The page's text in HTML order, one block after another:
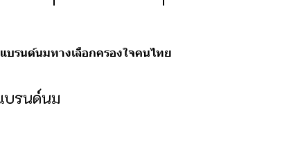
รนด์นมทางเลือกครองใจคนไทย
บรนด์นม